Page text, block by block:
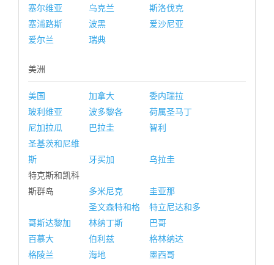
塞尔维亚
乌克兰
斯洛伐克
塞浦路斯
波黑
爱沙尼亚
爱尔兰
瑞典
美洲
美国 加拿大
委内瑞拉
玻利维亚
波多黎各
荷属圣马丁
尼加拉瓜
巴拉圭
智利
圣基茨和尼维
斯
牙买加
乌拉圭
特克斯和凯科
斯群岛
多米尼克 圭亚那
哥斯达黎加
圣文森特和格
林纳丁斯
特立尼达和多
巴哥
百慕大
伯利兹
格林纳达
格陵兰
海地 墨西哥